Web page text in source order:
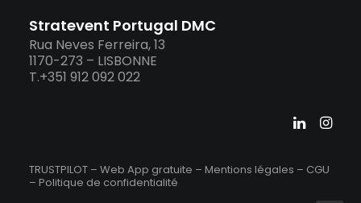
Stratevent Portugal DMC
Rua Neves Ferreira, 13
1170-273 – LISBONNE
T.+351 912 092 022
TRUSTPILOT – Web App gratuite – Mentions légales – CGU
– Politique de confidentialité